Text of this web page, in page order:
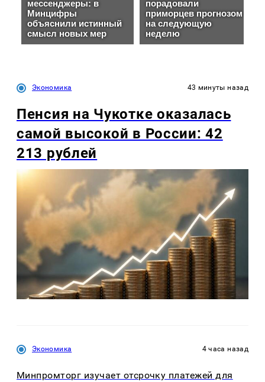
Экономика 43 минуты назад
Пенсия на Чукотке оказалась
самой высокой в России: 42
213 рублей
Экономика 4 часа назад
Минпромторг изучает отсрочку платежей для